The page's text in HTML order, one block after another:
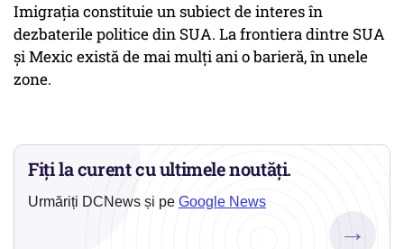
Imigraţia constituie un subiect de interes în
dezbaterile politice din SUA. La frontiera dintre SUA
şi Mexic există de mai mulţi ani o barieră, în unele
zone.
Fiți la curent cu ultimele noutăți.
Urmăriți DCNews și pe Google News
→